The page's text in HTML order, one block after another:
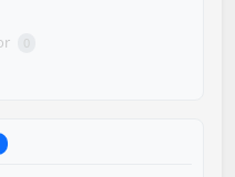
0